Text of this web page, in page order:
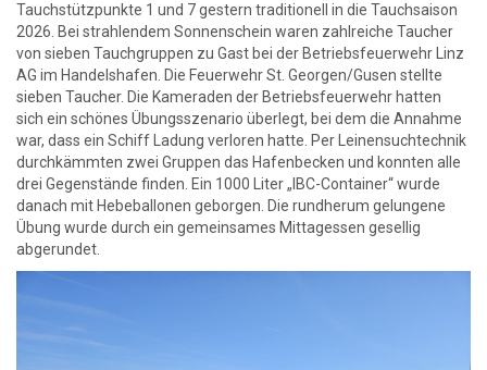
Tauchstützpunkte 1 und 7 gestern traditionell in die Tauchsaison
2026. Bei strahlendem Sonnenschein waren zahlreiche Taucher
von sieben Tauchgruppen zu Gast bei der Betriebsfeuerwehr Linz
AG im Handelshafen. Die Feuerwehr St. Georgen/Gusen stellte
sieben Taucher. Die Kameraden der Betriebsfeuerwehr hatten
sich ein schönes Übungsszenario überlegt, bei dem die Annahme
war, dass ein Schiff Ladung verloren hatte. Per Leinensuchtechnik
durchkämmten zwei Gruppen das Hafenbecken und konnten alle
drei Gegenstände finden. Ein 1000 Liter „IBC-Container“ wurde
danach mit Hebeballonen geborgen. Die rundherum gelungene
Übung wurde durch ein gemeinsames Mittagessen gesellig
abgerundet.